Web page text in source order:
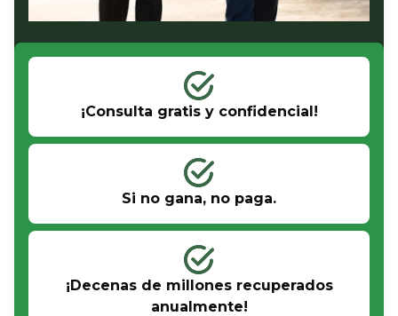
¡Consulta gratis y confidencial!
Si no gana, no paga.
¡Decenas de millones recuperados
anualmente!